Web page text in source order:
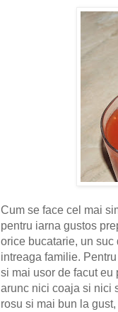
Cum se face cel mai
pentru iarna gustos
orice bucatarie, un suc
intreaga familie.
si mai usor de facut eu
arunc nici coaja si nici
rosu si mai bun la